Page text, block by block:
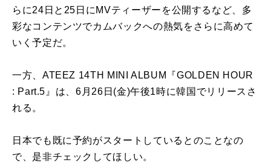
らに24 日と 25 日に MVティーザーを公開するなど、多
彩なコンテンツでカムバックへの熱気をさらに高めて
いく予定だ。
一方、 ATEEZ 14TH MINI ALBUM 『GOLDEN HOUR
: Part.5 』は、6 月 26 日 (金)午後1時に韓国でリリースさ
れる。
日本でも既に予約がスタートしているとのことなの
で、是非チェックしてほしい。